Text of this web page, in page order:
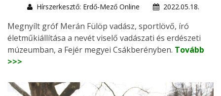
Hírszerkesztő: Erdő-Mező Online
2022.05.18.
Megnyílt gróf Merán Fülöp vadász, sportlövő, író
életműkiállítása a nevét viselő vadászati és erdészeti
múzeumban, a Fejér megyei Csákberényben. Tovább
>>>